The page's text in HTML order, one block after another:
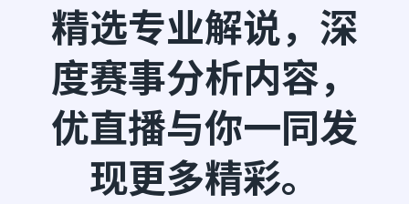
精选专业解说，深
度赛事分析内容，
优直播与你一同发
现更多精彩。